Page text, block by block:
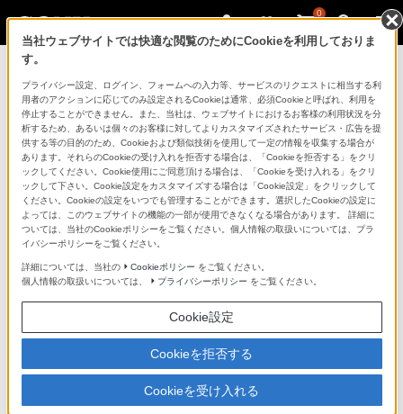
0
ソニーストアのご利用ガイド
ご利用ガイドでは、ソニーストアのご利用方法・サービ
スに関しまとめてご案内しております。
ご利用の前に
ソニーストア 店舗のご案内
ソニーショップ（ソニーストア取次店）のご案内
ソニーストアの特典・サービス
（長期保証、下取サービス、設置・設定サービスなど）
定期クーポンのプレゼントについて
当社ウェブサイトでは快適な閲覧のためにCookieを利用しておりま
す。
プライバシー設定、ログイン、フォームへの入力等、サービスのリクエストに相当する利
用者のアクションに応じてのみ設定されるCookieは通常、必須Cookieと呼ばれ、利用を
停止することができません。また、当社は、ウェブサイトにおけるお客様の利用状況を分
析するため、あるいは個々のお客様に対してよりカスタマイズされたサービス・広告を提
供する等の目的のため、Cookieおよび類似技術を使用して一定の情報を収集する場合が
あります。それらのCookieの受け入れを拒否する場合は、「Cookieを拒否する」をクリ
ックしてください。Cookie使用にご同意頂ける場合は、「Cookieを受け入れる」をクリ
ックして下さい。Cookie設定をカスタマイズする場合は「Cookie設定」をクリックして
ください。Cookieの設定をいつでも管理することができます。選択したCookieの設定に
よっては、このウェブサイトの機能の一部が使用できなくなる場合があります。 詳細に
ついては、当社のCookieポリシーをご覧ください。個人情報の取扱いについては、プラ
イバシーポリシーをご覧ください。
詳細については、当社の Cookieポリシー をご覧ください。
個人情報の取扱いについては、
プライバシーポリシー をご覧ください。
Cookie設定
Cookieを拒否する
Cookieを受け入れる